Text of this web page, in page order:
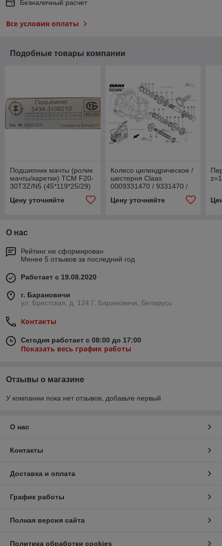
Безналичный расчет
Все условия оплаты
Подобные товары компании
Подшипник мачты (ролик
мачты/каретки) TCM F20-
30T3Z/N5 (45*119*25/29)
Цену уточняйте
Колесо цилиндрическое /
шестерня Claas
0009331470 / 9331470 /
Claas Jaguar 810, 900-
Цену уточняйте
О нас
Рейтинг не сформирован
Менее 5 отзывов за последний год
Работает с 19.08.2020
г. Барановичи
ул. Брестская, д. 124 Г, Барановичи, Беларусь
Контакты
Сегодня работает с 08:00 до 17:00
Показать весь график работы
Отзывы о магазине
У компании пока нет отзывов, добавьте первый
О нас
Контакты
Доставка и оплата
График работы
Полная версия сайта
Политика обработки cookies